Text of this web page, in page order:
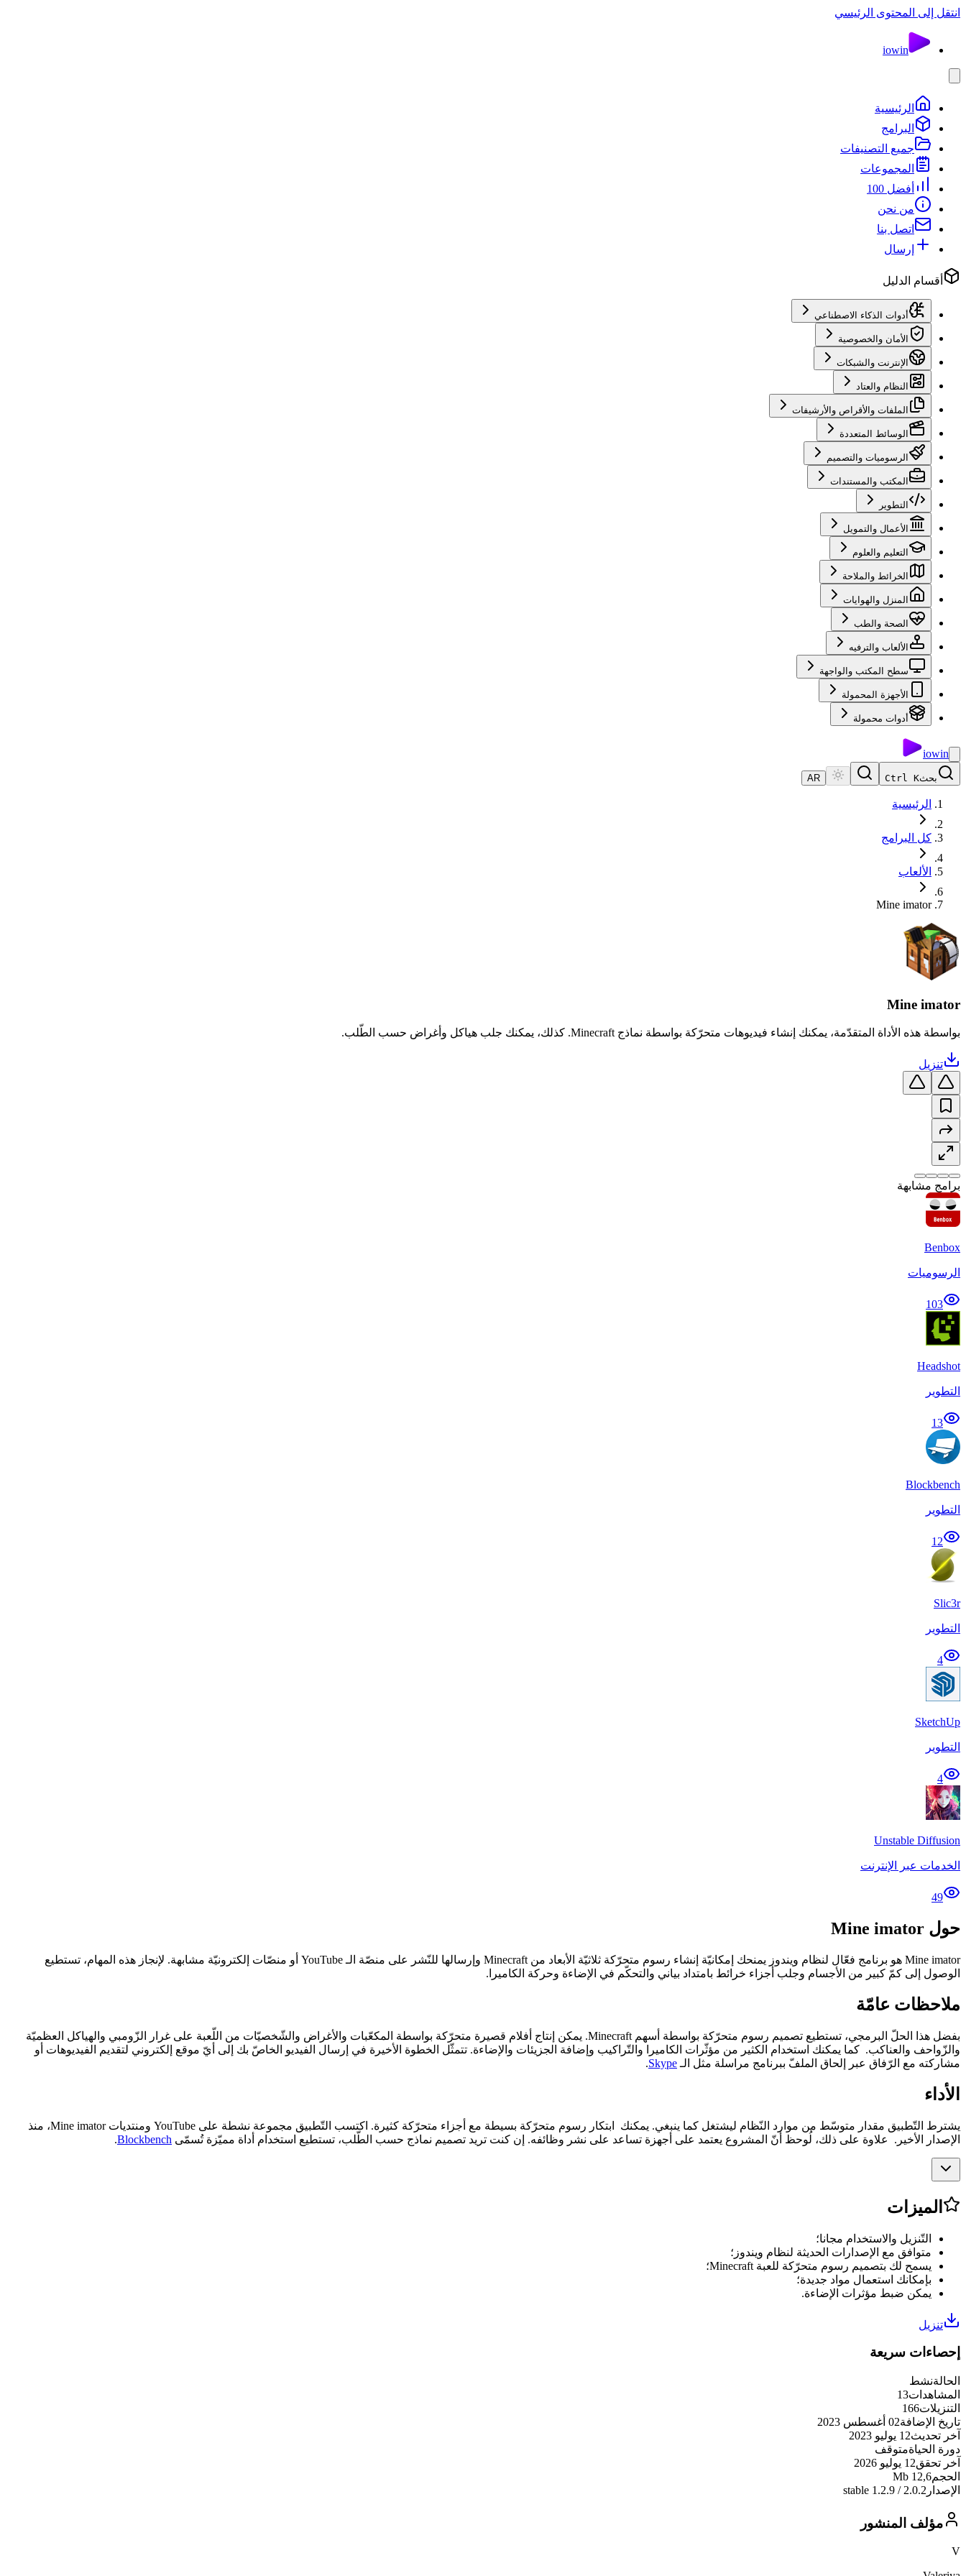
انتقل إلى المحتوى الرئيسي
iowin
الرئيسية
البرامج
جميع التصنيفات
المجموعات
أفضل 100
من نحن
اتصل بنا
إرسال
أقسام الدليل
أدوات الذكاء الاصطناعي
الأمان والخصوصية
الإنترنت والشبكات
النظام والعتاد
الملفات والأقراص والأرشيفات
الوسائط المتعددة
الرسوميات والتصميم
المكتب والمستندات
التطوير
الأعمال والتمويل
التعليم والعلوم
الخرائط والملاحة
المنزل والهوايات
الصحة والطب
الألعاب والترفيه
سطح المكتب والواجهة
الأجهزة المحمولة
أدوات محمولة
iowin
بحثCtrl K
AR
الرئيسية
كل البرامج
الألعاب
Mine imator
Mine imator
بواسطة هذه الأداة المتقدّمة، يمكنك إنشاء فيديوهات متحرّكة بواسطة نماذج Minecraft. كذلك، يمكنك جلب هياكل وأغراض حسب الطّلب.
تنزيل
برامج مشابهة
Benbox
الرسوميات
103
Headshot
التطوير
13
Blockbench
التطوير
12
Slic3r
التطوير
4
SketchUp
التطوير
4
Unstable Diffusion
الخدمات عبر الإنترنت
49
حول Mine imator
Mine imator هو برنامج فعّال لنظام ويندوز يمنحك إمكانيّة إنشاء رسوم متحرّكة ثلاثيّة الأبعاد من Minecraft وإرسالها للنّشر على منصّة الـ YouTube أو منصّات إلكترونيّة مشابهة. لإنجاز هذه المهام، تستطيع
الوصول إلى كمّ كبير من الأجسام وجلب أجزاء خرائط بامتداد بياني والتحكّم في الإضاءة وحركة الكاميرا.
ملاحظات عامّة
بفضل هذا الحلّ البرمجي، تستطيع تصميم رسوم متحرّكة بواسطة أسهم Minecraft. يمكن إنتاج أفلام قصيرة متحرّكة بواسطة المكعّبات والأغراض والشّخصيّات من اللّعبة على غرار الزّومبي والهياكل العظميّة
والزّواحف والعناكب. كما يمكنك استخدام الكثير من مؤثّرات الكاميرا والتّراكيب وإضافة الجزيئات والإضاءة. تتمثّل الخطوة الأخيرة في إرسال الفيديو الخاصّ بك إلى أيّ موقع إلكتروني لتقديم الفيديوهات أو
مشاركته مع الرّفاق عبر إلحاق الملفّ ببرنامج مراسلة مثل الـ Skype
.
الأداء
يشترط التّطبيق مقدار متوسّط من موارد النّظام ليشتغل كما ينبغي. يمكنك ابتكار رسوم متحرّكة بسيطة مع أجزاء متحرّكة كثيرة. اكتسب التّطبيق مجموعة نشطة على YouTube ومنتديات Mine imator، منذ
الإصدار الأخير. علاوة على ذلك، لُوحظ أنّ المشروع يعتمد على أجهزة تساعد على نشر وظائفه. إن كنت تريد تصميم نماذج حسب الطّلب، تستطيع استخدام أداة مميّزة تُسمّى Blockbench
.
الميزات
التّنزيل والاستخدام مجانا؛
متوافق مع الإصدارات الحديثة لنظام ويندوز؛
يسمح لك بتصميم رسوم متحرّكة للعبة Minecraft؛
بإمكانك استعمال مواد جديدة؛
يمكن ضبط مؤثرات الإضاءة.
تنزيل
إحصاءات سريعة
الحالةنشط
المشاهدات13
التنزيلات166
تاريخ الإضافة02 أغسطس 2023
آخر تحديث12 يوليو 2023
دورة الحياةمتوقف
آخر تحقق12 يوليو 2026
الحجم12,6 Mb
الإصدار 2.0.2 / 1.2.9 stable
مؤلف المنشور
V